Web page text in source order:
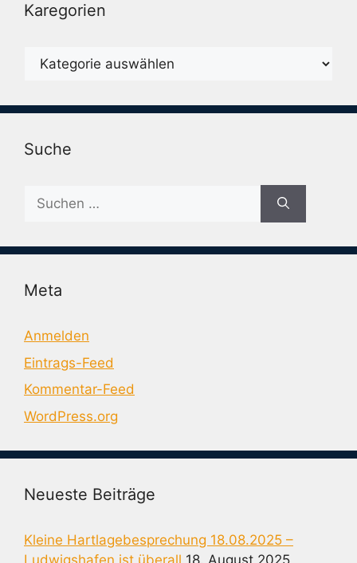
Karegorien
Karegorien
Suche
Suche
nach:
Meta
Anmelden
Eintrags-Feed
Kommentar-Feed
WordPress.org
Neueste Beiträge
Kleine Hartlagebesprechung 18.08.2025 –
Ludwigshafen ist überall 18. August 2025